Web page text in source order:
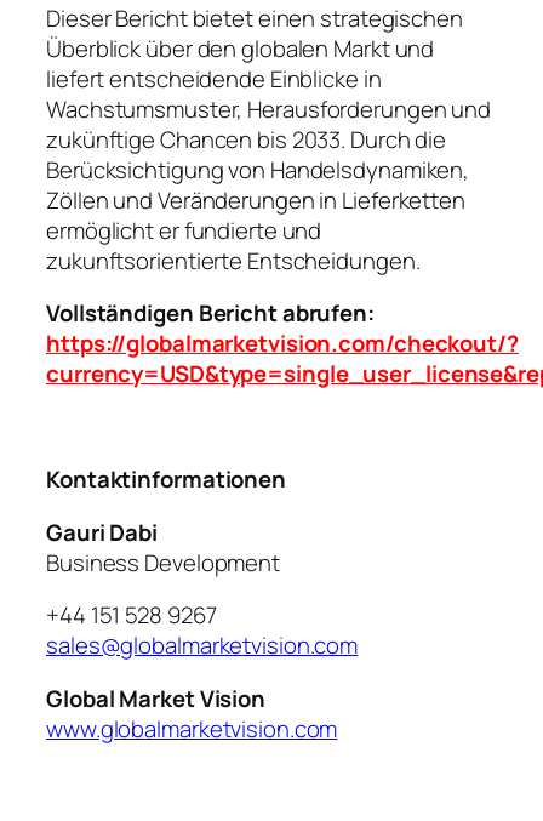
Dieser Bericht bietet einen strategischen
Überblick über den globalen Markt und
liefert entscheidende Einblicke in
Wachstumsmuster, Herausforderungen und
zukünftige Chancen bis 2033. Durch die
Berücksichtigung von Handelsdynamiken,
Zöllen und Veränderungen in Lieferketten
ermöglicht er fundierte und
zukunftsorientierte Entscheidungen.
Vollständigen Bericht abrufen:
https://globalmarketvision.com/checkout/?
Kontaktinformationen
Gauri Dabi
Business Development
+44 151 528 9267
sales@globalmarketvision.com
Global Market Vision
www.globalmarketvision.com